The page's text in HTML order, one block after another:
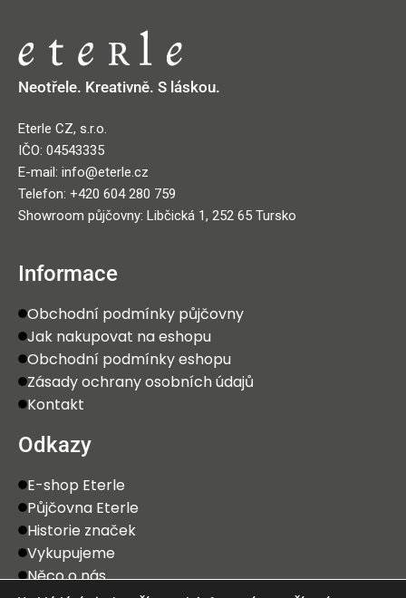
Neotřele. Kreativně. S láskou.
Eterle CZ, s.r.o.
IČO: 04543335
E-mail: info@eterle.cz
Telefon: +420 604 280 759
Showroom půjčovny: Libčická 1, 252 65 Tursko
Informace
Obchodní podmínky půjčovny
Jak nakupovat na eshopu
Obchodní podmínky eshopu
Zásady ochrany osobních údajů
Kontakt
Odkazy
E-shop Eterle
Půjčovna Eterle
Historie značek
Vykupujeme
Něco o nás